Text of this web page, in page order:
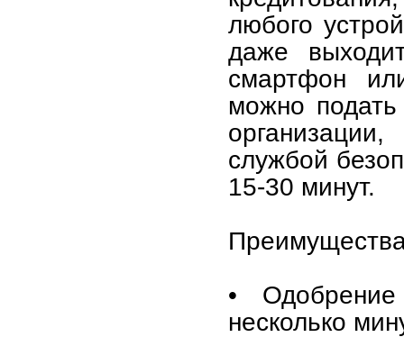
любого
даже
смартфон
можно
службой
15-30 минут.
•
несколько